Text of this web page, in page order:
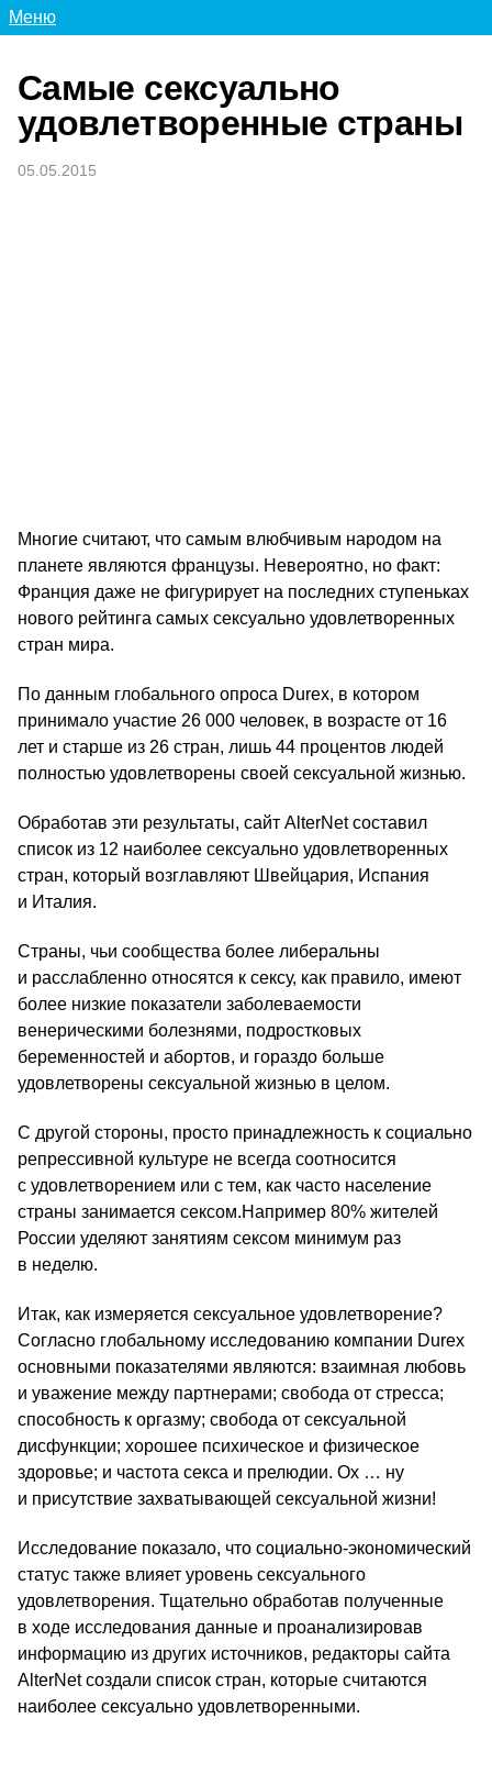
Меню
Самые сексуально
удовлетворенные страны
05.05.2015
Многие считают, что самым влюбчивым народом на
планете являются французы. Невероятно, но факт:
Франция даже не фигурирует на последних ступеньках
нового рейтинга самых сексуально удовлетворенных
стран мира.
По данным глобального опроса Durex, в котором
принимало участие 26 000 человек, в возрасте от 16
лет и старше из 26 стран, лишь 44 процентов людей
полностью удовлетворены своей сексуальной жизнью.
Обработав эти результаты, сайт AlterNet составил
список из 12 наиболее сексуально удовлетворенных
стран, который возглавляют Швейцария, Испания
и Италия.
Страны, чьи сообщества более либеральны
и расслабленно относятся к сексу, как правило, имеют
более низкие показатели заболеваемости
венерическими болезнями, подростковых
беременностей и абортов, и гораздо больше
удовлетворены сексуальной жизнью в целом.
С другой стороны, просто принадлежность к социально
репрессивной культуре не всегда соотносится
с удовлетворением или с тем, как часто население
страны занимается сексом.Например 80% жителей
России уделяют занятиям сексом минимум раз
в неделю.
Итак, как измеряется сексуальное удовлетворение?
Согласно глобальному исследованию компании Durex
основными показателями являются: взаимная любовь
и уважение между партнерами; свобода от стресса;
способность к оргазму; свобода от сексуальной
дисфункции; хорошее психическое и физическое
здоровье; и частота секса и прелюдии. Ох … ну
и присутствие захватывающей сексуальной жизни!
Исследование показало, что социально-экономический
статус также влияет уровень сексуального
удовлетворения. Тщательно обработав полученные
в ходе исследования данные и проанализировав
информацию из других источников, редакторы сайта
AlterNet создали список стран, которые считаются
наиболее сексуально удовлетворенными.